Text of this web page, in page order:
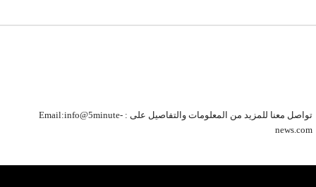
تواصل معنا للمزيد من المعلومات والتفاصيل على : Email:info@5minute-
news.com